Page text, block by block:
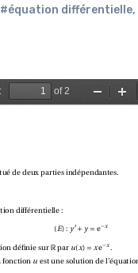
#équation différentielle,